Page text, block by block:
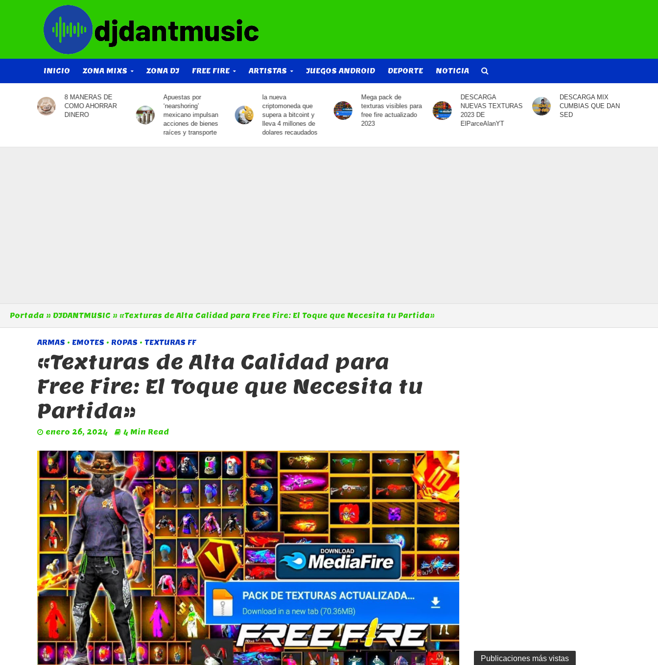
INICIO ZONA MIXS ZONA DJ FREE FIRE ARTISTAS JUEGOS ANDROID DEPORTE NOTICIA
8 MANERAS DE
COMO AHORRAR
DINERO
Apuestas por
‘nearshoring’
mexicano impulsan
acciones de bienes
raíces y transporte
la nueva
criptomoneda que
supera a bitcoint y
lleva 4 millones de
dolares recaudados
Mega pack de
texturas visibles para
free fire actualizado
2023
DESCARGA
NUEVAS TEXTURAS
2023 DE
ElParceAlanYT
DESCARGA MIX
CUMBIAS QUE DAN
SED
Portada » DJDANTMUSIC » «Texturas de Alta Calidad para Free Fire: El Toque que Necesita tu Partida»
ARMAS • EMOTES • ROPAS • TEXTURAS FF
«Texturas de Alta Calidad para
Free Fire: El Toque que Necesita tu
Partida»
enero 26, 2024 4 Min Read
Publicaciones más vistas